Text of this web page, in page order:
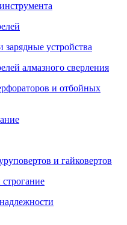
устройства
алмазного сверления
и отбойных
и гайковертов